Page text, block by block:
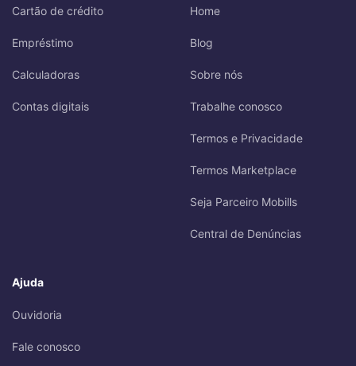
Cartão de crédito
Empréstimo
Calculadoras
Contas digitais
Home
Blog
Sobre nós
Trabalhe conosco
Termos e Privacidade
Termos Marketplace
Seja Parceiro Mobills
Central de Denúncias
Ajuda
Ouvidoria
Fale conosco